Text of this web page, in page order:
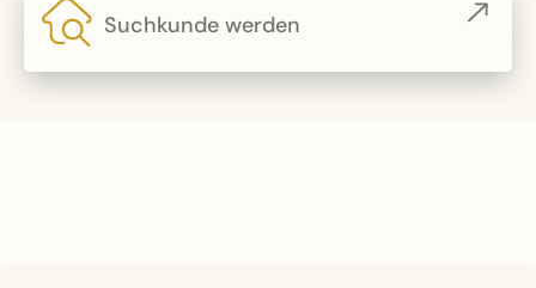
Suchkunde werden